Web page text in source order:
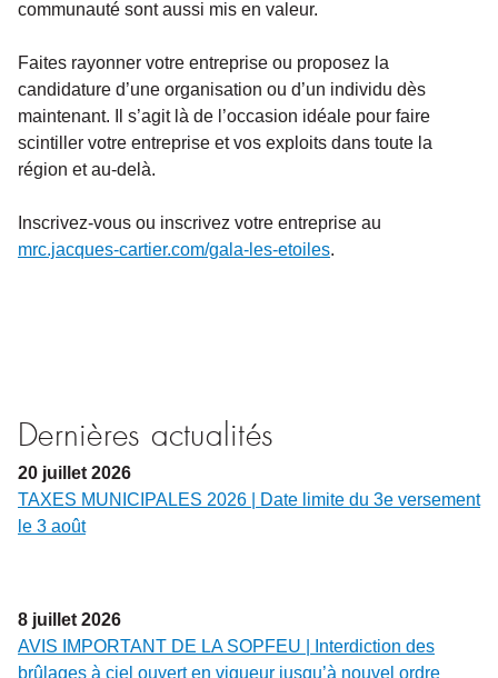
communauté sont aussi mis en valeur.
Faites rayonner votre entreprise ou proposez la
candidature d’une organisation ou d’un individu dès
maintenant. Il s’agit là de l’occasion idéale pour faire
scintiller votre entreprise et vos exploits dans toute la
région et au-delà.
Inscrivez-vous ou inscrivez votre entreprise au
mrc.jacques-cartier.com/gala-les-etoiles.
Dernières actualités
20 juillet 2026
TAXES MUNICIPALES 2026 | Date limite du 3e versement
le 3 août
8 juillet 2026
AVIS IMPORTANT DE LA SOPFEU | Interdiction des
brûlages à ciel ouvert en vigueur jusqu’à nouvel ordre